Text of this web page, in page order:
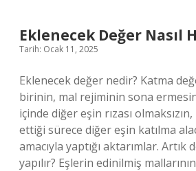
Eklenecek Değer Nasıl
Tarih: Ocak 11, 2025
Eklenecek değer nedir? Katma
birinin, mal rejiminin sona
içinde diğer eşin rızası
ettiği sürece diğer eşin katılma
amacıyla yaptığı aktarımlar. Artık
yapılır? Eşlerin edinilmiş